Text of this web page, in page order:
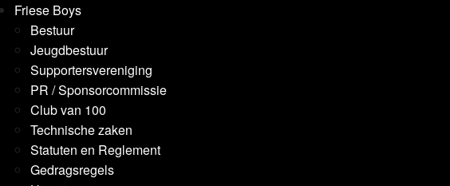
Friese Boys
Bestuur
Jeugdbestuur
Supportersvereniging
PR / Sponsorcommissie
Club van 100
Technische zaken
Statuten en Reglement
Gedragsregels